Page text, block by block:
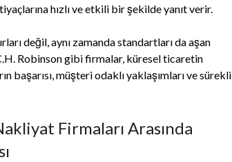
hızlı ve etkili bir şekilde yanıt verir.
değil, aynı zamanda standartları da aşan
Robinson gibi firmalar, küresel ticaretin
başarısı, müşteri odaklı yaklaşımları ve sürekli
Firmaları Arasında